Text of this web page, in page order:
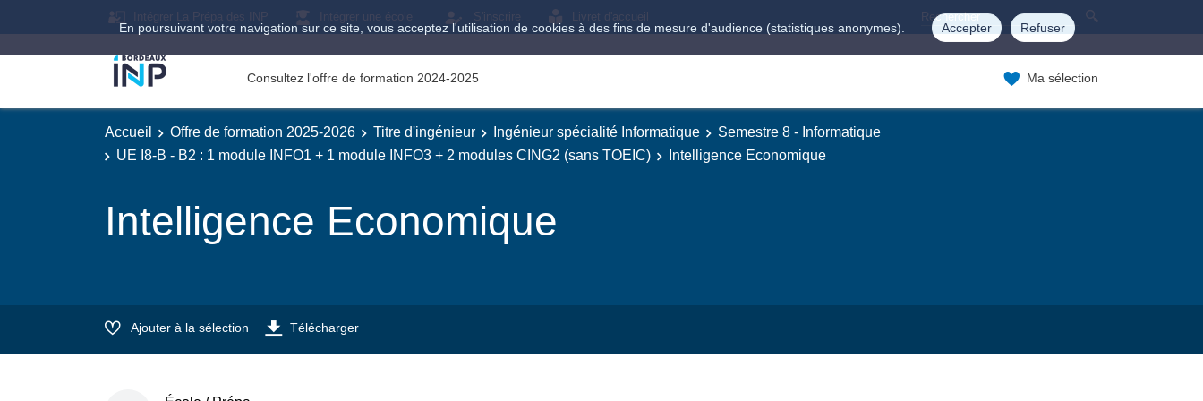
En poursuivant votre navigation sur ce site, vous acceptez l'utilisation de cookies à des fins de mesure d'audience (statistiques anonymes). Accepter Refuser
Intégrer La Prépa des INP Intégrer une école S'inscrire Livret d'accueil
Consultez l'offre de formation 2024-2025 Ma sélection
Accueil Offre de formation 2025-2026 Titre d'ingénieur Ingénieur spécialité Informatique
Semestre 8 - Informatique
UE I8-B - B2 : 1 module INFO1 + 1 module INFO3 + 2 modules CING2 (sans TOEIC)
Intelligence Economique
Intelligence Economique
Ajouter à la sélection Télécharger